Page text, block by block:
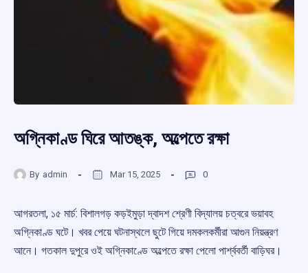
অগ্নিকাণ্ড ঘিরে আতঙ্ক, অল্পেতে রক্ষা
By admin Mar 15, 2025 0
আগরতলা, ১৫ মার্চ: বিশালগড় কড়ইমুড়া দ্বাদশ শ্রেণী বিদ্যালয় চত্বরে ভয়াবহ
অগ্নিকাণ্ড ঘটে। খবর পেয়ে ঘটনাস্থলে ছুটে গিয়ে দমকলকর্মীরা আগুন নিয়ন্ত্রণ
আনে। গতকাল দুপুরে ওই অগ্নিকাণ্ডে অল্পেতে রক্ষা পেলো পার্শ্ববর্তী বাড়িঘর।